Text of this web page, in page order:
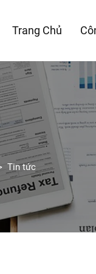
Trang Chủ
Tin tức